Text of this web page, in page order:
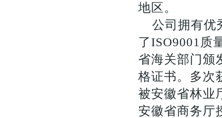
地区。
公司拥有优
了ISO9001质
省海关部门颁
格证书。多次
被安徽省林业
安徽省商务厅